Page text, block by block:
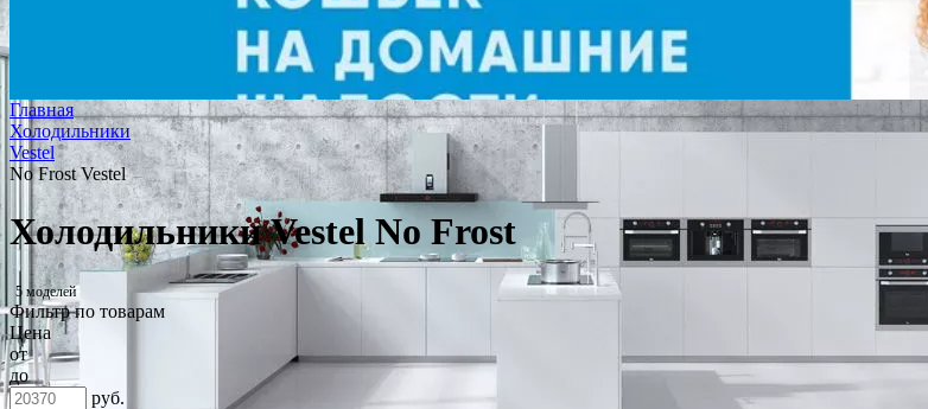
Главная
Холодильники
Vestel
No Frost Vestel
Холодильники Vestel No Frost
5 моделей
Фильтр по товарам
Цена
от
до
руб.